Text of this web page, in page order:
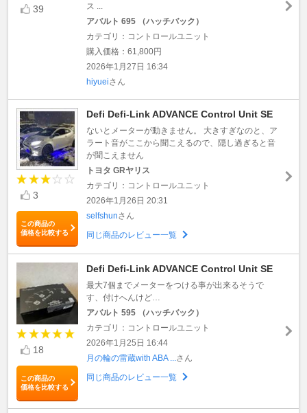
39
ス ...
アバルト 695 （ハッチバック）
カテゴリ：コントロールユニット
購入価格：61,800円
2026年1月27日 16:34
hiyueiさん
3
この商品の
価格を比較する
Defi Defi-Link ADVANCE Control Unit SE
ないとメーターが動きません。 大きすぎなのと、ア
ラート音がここから聞こえるので、隠し過ぎると音
が聞こえません
トヨタ GRヤリス
カテゴリ：コントロールユニット
2026年1月26日 20:31
selfshunさん
同じ商品のレビュー一覧
18
この商品の
価格を比較する
Defi Defi-Link ADVANCE Control Unit SE
最大7個までメーターをつける事が出来るそうで
す、付けへんけど…
アバルト 595 （ハッチバック）
カテゴリ：コントロールユニット
2026年1月25日 16:44
月の輪の雷蔵with ABA ... さん
同じ商品のレビュー一覧